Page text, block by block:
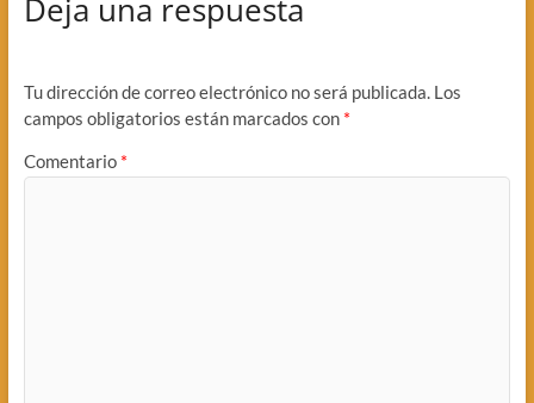
Deja una respuesta
Tu dirección de correo electrónico no será publicada. Los
campos obligatorios están marcados con *
Comentario *